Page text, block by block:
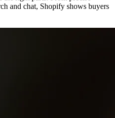
and chat, Shopify shows buyers